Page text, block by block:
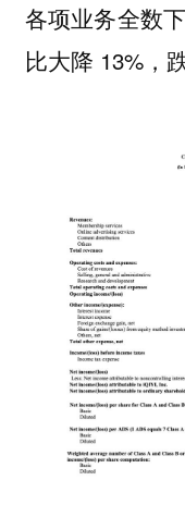
各项业务全数
比大降 13%，